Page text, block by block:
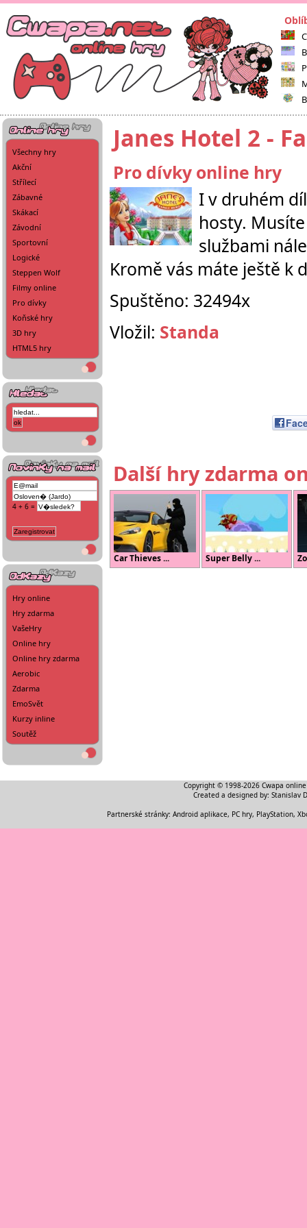
Všechny hry
Akční
Střílecí
Zábavné
Skákací
Závodní
Sportovní
Logické
Steppen Wolf
Filmy online
Pro dívky
Koňské hry
3D hry
HTML5 hry
4 + 6 =
Hry online
Hry zdarma
VašeHry
Online hry
Online hry zdarma
Aerobic
Zdarma
EmoSvět
Kurzy inline
Soutěž
Janes Hotel 2 -
Pro dívky online hry
I v druhém
hosty.
službami
Kromě vás máte ještě k
Spuštěno: 32494x
Vložil: Standa
Další hry zdarma
Car Thieves ... Super Belly ...
Copyright © 1998-2026 Cwapa
Created a designed by: Stanislav
Partnerské stránky: Android aplikace, PC hry, PlayStation,